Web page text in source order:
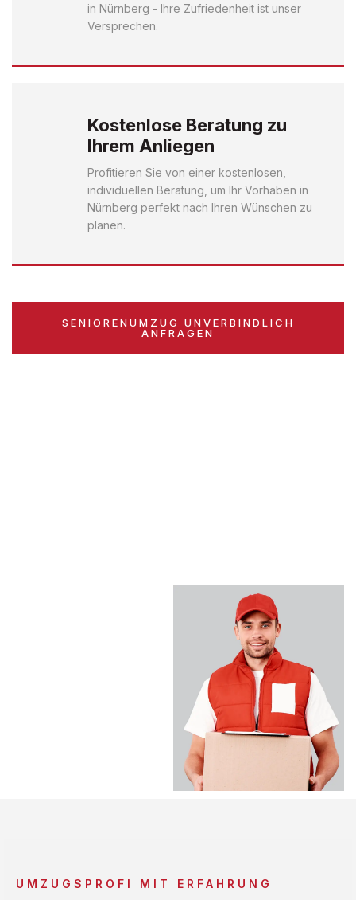
in Nürnberg - Ihre Zufriedenheit ist unser
Versprechen.
Kostenlose Beratung zu
Ihrem Anliegen
Profitieren Sie von einer kostenlosen,
individuellen Beratung, um Ihr Vorhaben in
Nürnberg perfekt nach Ihren Wünschen zu
planen.
SENIORENUMZUG UNVERBINDLICH
ANFRAGEN
UMZUGSPROFI MIT ERFAHRUNG